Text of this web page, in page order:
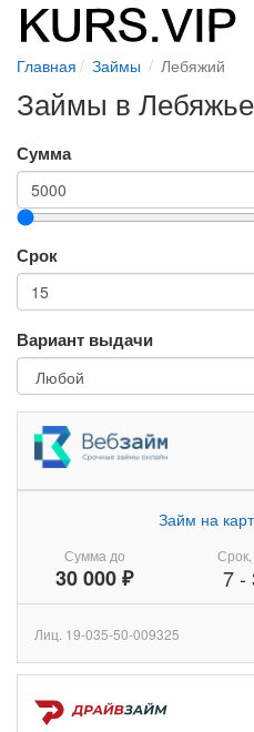
Главная Займы Лебяжий
Займы в
Сумма
Срок
Вариант выдачи
Сумма до
30 000 ₽
Займ на
7-
Лиц. 19-035-50-009325